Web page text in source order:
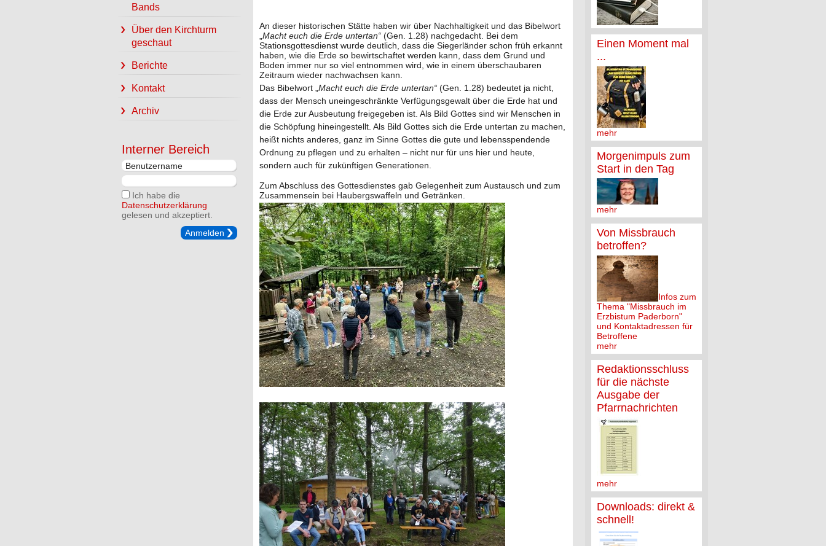
Bands
Über den Kirchturm
geschaut
Berichte
Kontakt
Archiv
Interner Bereich
Ich habe die
Datenschutzerklärung
gelesen und akzeptiert.
Anmelden
Einen Moment mal
...
mehr
Morgenimpuls zum
Start in den Tag
mehr
Von Missbrauch
betroffen?
Infos zum
Thema "Missbrauch im
Erzbistum Paderborn"
und Kontaktadressen für
Betroffene
mehr
Redaktionsschluss
für die nächste
Ausgabe der
Pfarrnachrichten
mehr
Downloads: direkt &
schnell!
An dieser historischen Stätte haben wir über Nachhaltigkeit und das Bibelwort
Macht euch die Erde untertan“ (Gen. 1.28) nachgedacht. Bei dem
Stationsgottesdienst wurde deutlich, dass die Sieger­länder schon früh erkannt
haben, wie die Erde so bewirtschaftet werden kann, dass dem Grund und
Boden immer nur so viel entnommen wird, wie in einem überschaubaren
Zeitraum wieder nach­wachsen kann.
Das Bibelwort „ Macht euch die Erde untertan“ (Gen. 1.28) bedeutet ja nicht,
dass der Mensch uneingeschränkte Verfügungsgewalt über die Erde hat und
die Erde zur Ausbeutung freigegeben ist. Als Bild Gottes sind wir Menschen in
die Schöpfung hineingestellt. Als Bild Gottes sich die Erde untertan zu machen,
heißt nichts anderes, ganz im Sinne Gottes die gute und lebensspendende
Ordnung zu pflegen und zu erhalten – nicht nur für uns hier und heute,
sondern auch für zukünftigen Generationen.
Zum Abschluss des Gottesdienstes gab Gelegenheit zum Austausch und zum
Zusammensein bei Haubergswaffeln und Getränken.